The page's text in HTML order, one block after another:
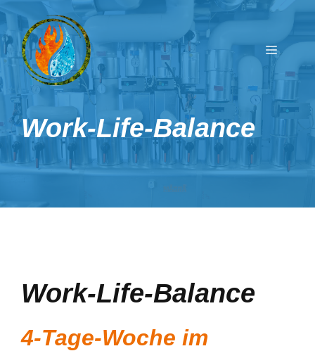
Zum
Inhalt
springen
Menü
Work-Life-Balance
Work-Life-Balance
4-Tage-Woche im